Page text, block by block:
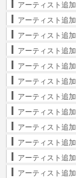
アーティスト追加
アーティスト追加
アーティスト追加
アーティスト追加
アーティスト追加
アーティスト追加
アーティスト追加
アーティスト追加
アーティスト追加
アーティスト追加
アーティスト追加
アーティスト追加